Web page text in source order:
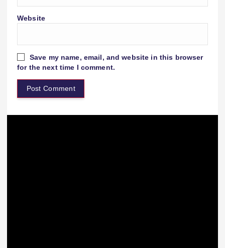
Website
Save my name, email, and website in this browser
for the next time I comment.